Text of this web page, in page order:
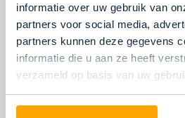
informatie over uw gebruik van
partners voor social media,
partners kunnen deze gegevens
informatie die u aan ze heeft
verzameld op basis van uw
Over Floorsee
Welkom in onze Floorsee woonwinkel
perfecte vloer en laten jouw ramen
raamdecoratie. Wat je woonsituatie,